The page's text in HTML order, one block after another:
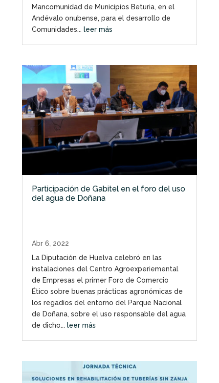
Mancomunidad de Municipios Beturia, en el
Andévalo onubense, para el desarrollo de
Comunidades... leer más
Participación de Gabitel en el foro del uso
del agua de Doñana
Abr 6, 2022
La Diputación de Huelva celebró en las
instalaciones del Centro Agroexperiemental
de Empresas el primer Foro de Comercio
Ético sobre buenas prácticas agronómicas de
los regadíos del entorno del Parque Nacional
de Doñana, sobre el uso responsable del agua
de dicho... leer más